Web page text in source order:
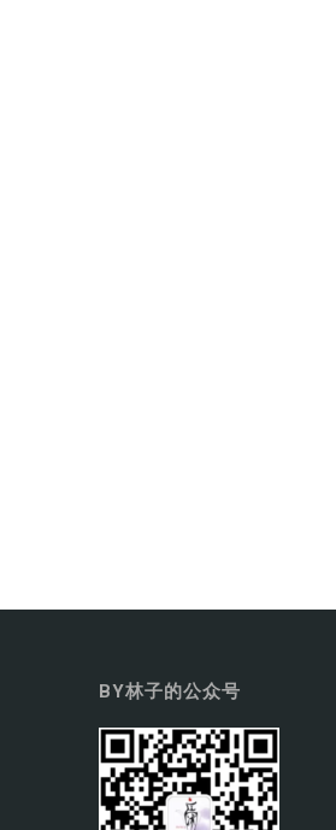
BY林子的公众号